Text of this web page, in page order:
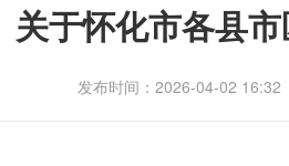
关于怀化市各县
发布时间：2026-04-02 16:32